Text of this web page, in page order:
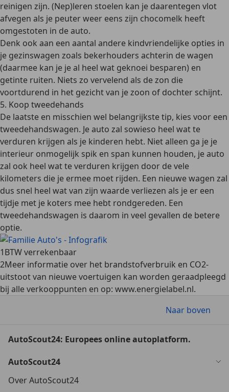
reinigen zijn. (Nep)leren stoelen kan je daarentegen vlot
afvegen als je peuter weer eens zijn chocomelk heeft
omgestoten in de auto.
Denk ook aan een aantal andere kindvriendelijke opties in
je gezinswagen zoals bekerhouders achterin de wagen
(daarmee kan je je al heel wat geknoei besparen) en
getinte ruiten. Niets zo vervelend als de zon die
voortdurend in het gezicht van je zoon of dochter schijnt.
5. Koop tweedehands
De laatste en misschien wel belangrijkste tip, kies voor een
tweedehandswagen. Je auto zal sowieso heel wat te
verduren krijgen als je kinderen hebt. Niet alleen ga je je
interieur onmogelijk spik en span kunnen houden, je auto
zal ook heel wat te verduren krijgen door de vele
kilometers die je ermee moet rijden. Een nieuwe wagen zal
dus snel heel wat van zijn waarde verliezen als je er een
tijdje met je koters mee hebt rondgereden. Een
tweedehandswagen is daarom in veel gevallen de betere
optie.
1BTW verrekenbaar
2Meer informatie over het brandstofverbruik en CO2-
uitstoot van nieuwe voertuigen kan worden geraadpleegd
bij alle verkooppunten en op: www.energielabel.nl.
Naar boven
AutoScout24: Europees online autoplatform.
AutoScout24
Over AutoScout24